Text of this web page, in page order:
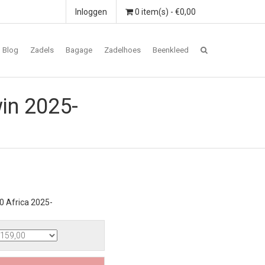
0 item(s) - €0,00
Inloggen
Blog Zadels Bagage Zadelhoes Beenkleed
2025-
Africa 2025-